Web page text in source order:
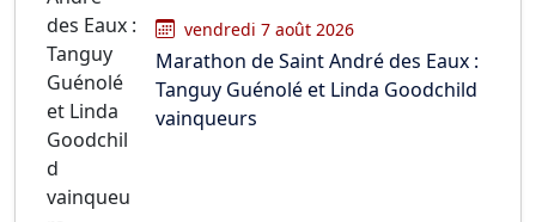
vendredi 7 août 2026
Marathon de Saint André des Eaux :
Tanguy Guénolé et Linda Goodchild
vainqueurs